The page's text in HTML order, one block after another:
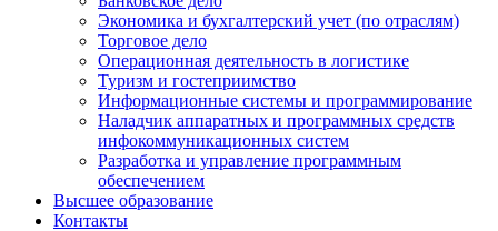
Экономика и бухгалтерский учет (по отраслям)
Торговое дело
Операционная деятельность в логистике
Туризм и гостеприимство
Информационные системы и программирование
Наладчик аппаратных и программных средств
инфокоммуникационных систем
Разработка и управление программным
обеспечением
Высшее образование
Контакты